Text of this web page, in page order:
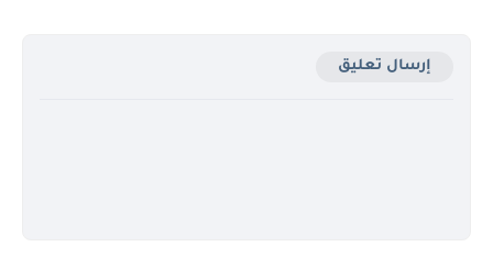
إرسال تعليق